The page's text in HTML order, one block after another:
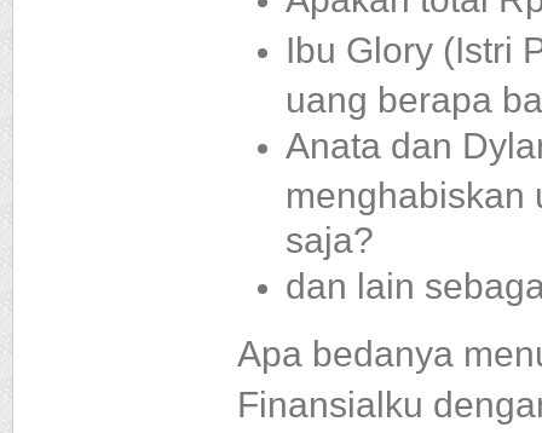
Ibu Glory (Istri
uang berapa
Anata dan
menghabiskan
saja?
dan lain
Apa bedanya
Finansialku